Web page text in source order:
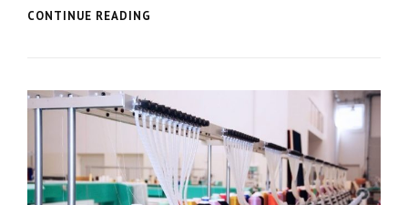
CONTINUE READING
AS